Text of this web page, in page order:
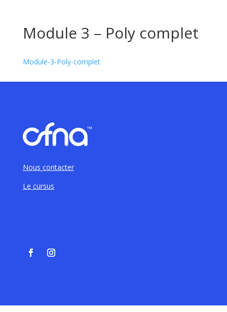
Module 3 – Poly complet
Module-3-Poly-complet
Nous contacter
Le cursus